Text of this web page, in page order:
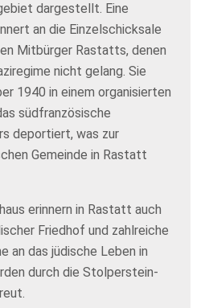
dargestellt. Eine
an die Einzelschicksale
Mitbürger Rastatts, denen
nicht gelang. Sie
1940 in einem organisierten
südfranzösische
deportiert, was zur
Gemeinde in Rastatt
erinnern in Rastatt auch
Friedhof und zahlreiche
an das jüdische Leben in
durch die Stolperstein-